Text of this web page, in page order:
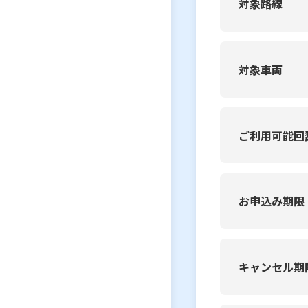
対象路線
対象車両
ご利用可能回
お申込み期限
キャンセル期